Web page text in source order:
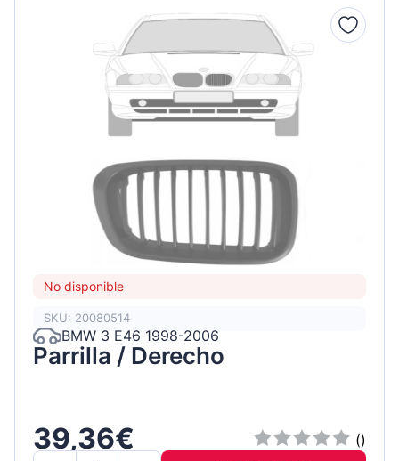
No disponible
SKU: 20080514
BMW 3 E46 1998-2006
Parrilla / Derecho
39,36€
()